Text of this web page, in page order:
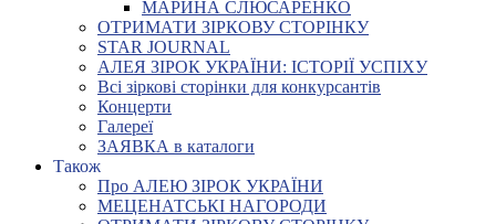
МАРИНА СЛЮСАРЕНКО
ОТРИМАТИ ЗІРКОВУ СТОРІНКУ
STAR JOURNAL
АЛЕЯ ЗІРОК УКРАЇНИ: ІСТОРІЇ УСПІХУ
Всі зіркові сторінки для конкурсантів
Концерти
Галереї
ЗАЯВКА в каталоги
Також
Про АЛЕЮ ЗІРОК УКРАЇНИ
МЕЦЕНАТСЬКІ НАГОРОДИ